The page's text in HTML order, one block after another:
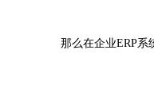
那么在企业ERP系